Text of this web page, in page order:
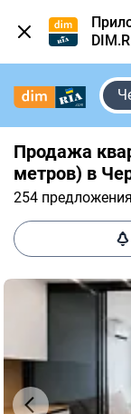
Продажа
метров) в
254 предложения